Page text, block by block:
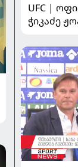
UFC |
ჭიკაძე